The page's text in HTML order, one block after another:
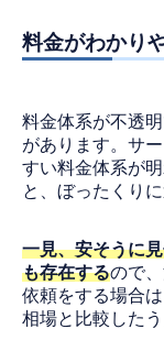
料金がわかり
料金体系が不透
があります。サ
すい料金体系が
と、ぼったくり
一見、安そうに
も存在するので
依頼をする場合
相場と比較した